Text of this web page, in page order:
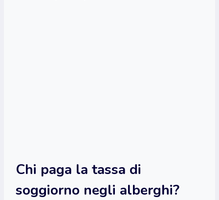
Chi paga la tassa di
soggiorno negli alberghi?